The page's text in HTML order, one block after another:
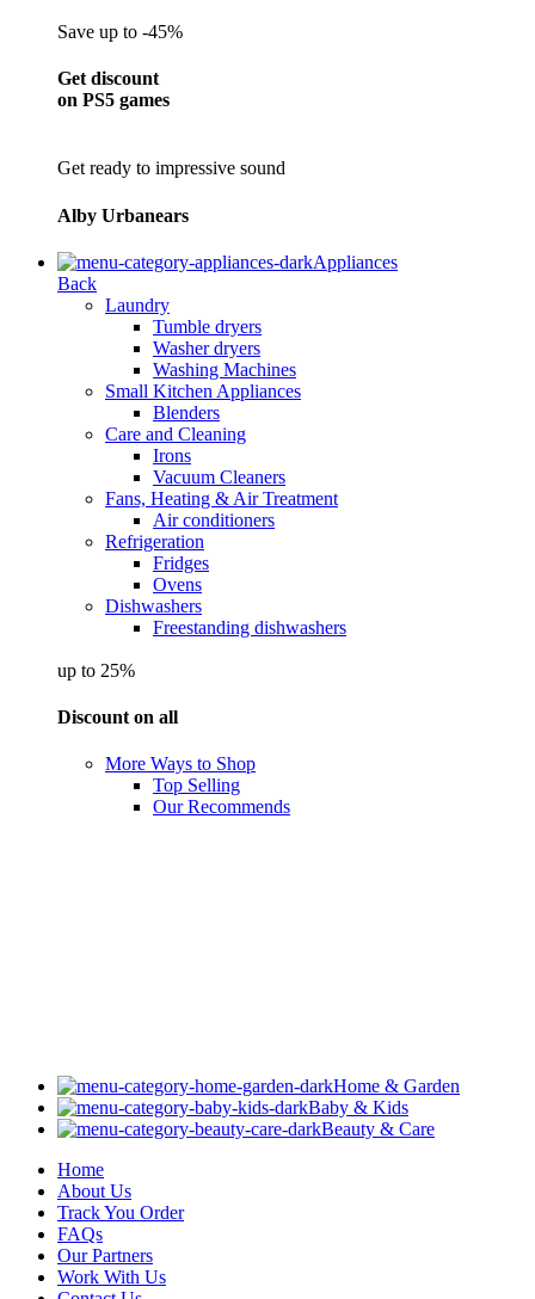
Save up to -45%
Get discount
on PS5 games
Get ready to impressive sound
Alby Urbanears
Appliances
Back
Laundry
Tumble dryers
Washer dryers
Washing Machines
Small Kitchen Appliances
Blenders
Care and Cleaning
Irons
Vacuum Cleaners
Fans, Heating & Air Treatment
Air conditioners
Refrigeration
Fridges
Ovens
Dishwashers
Freestanding dishwashers
up to 25%
Discount on all
More Ways to Shop
Top Selling
Our Recommends
Home & Garden
Baby & Kids
Beauty & Care
Home
About Us
Track You Order
FAQs
Our Partners
Work With Us